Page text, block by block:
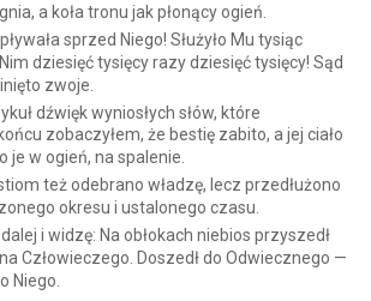
a koła tronu jak płonący ogień.
sprzed Niego! Służyło Mu tysiąc
dziesięć tysięcy razy dziesięć tysięcy! Sąd
zwoje.
dźwięk wyniosłych słów, które
zobaczyłem, że bestię zabito, a jej ciało
je w ogień, na spalenie.
też odebrano władzę, lecz przedłużono
okresu i ustalonego czasu.
i widzę: Na obłokach niebios przyszedł
Człowieczego. Doszedł do Odwiecznego —
Niego.